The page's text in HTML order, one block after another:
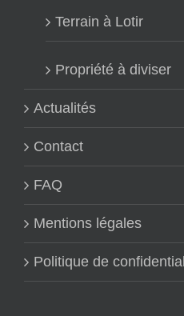
Terrain à Lotir
Propriété à diviser
Actualités
Contact
FAQ
Mentions légales
Politique de